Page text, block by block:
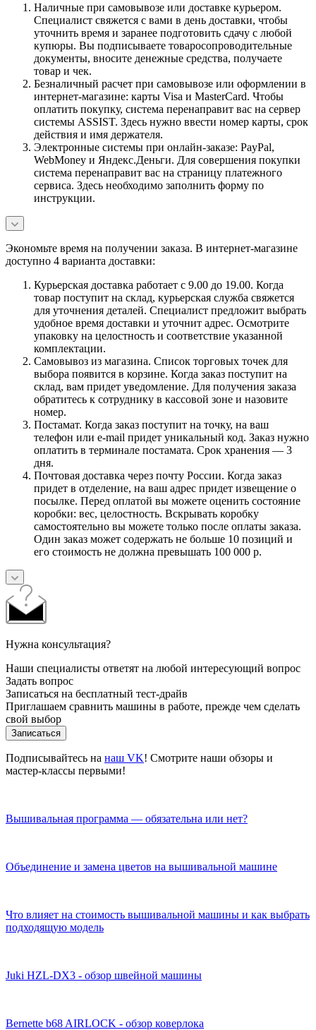
Наличные при самовывозе или доставке курьером.
Специалист свяжется с вами в день доставки, чтобы
уточнить время и заранее подготовить сдачу с любой
купюры. Вы подписываете товаросопроводительные
документы, вносите денежные средства, получаете
товар и чек.
Безналичный расчет при самовывозе или оформлении в
интернет-магазине: карты Visa и MasterCard. Чтобы
оплатить покупку, система перенаправит вас на сервер
системы ASSIST. Здесь нужно ввести номер карты, срок
действия и имя держателя.
Электронные системы при онлайн-заказе: PayPal,
WebMoney и Яндекс.Деньги. Для совершения покупки
система перенаправит вас на страницу платежного
сервиса. Здесь необходимо заполнить форму по
инструкции.
Экономьте время на получении заказа. В интернет-магазине
доступно 4 варианта доставки:
Курьерская доставка работает с 9.00 до 19.00. Когда
товар поступит на склад, курьерская служба свяжется
для уточнения деталей. Специалист предложит выбрать
удобное время доставки и уточнит адрес. Осмотрите
упаковку на целостность и соответствие указанной
комплектации.
Самовывоз из магазина. Список торговых точек для
выбора появится в корзине. Когда заказ поступит на
склад, вам придет уведомление. Для получения заказа
обратитесь к сотруднику в кассовой зоне и назовите
номер.
Постамат. Когда заказ поступит на точку, на ваш
телефон или e-mail придет уникальный код. Заказ нужно
оплатить в терминале постамата. Срок хранения — 3
дня.
Почтовая доставка через почту России. Когда заказ
придет в отделение, на ваш адрес придет извещение о
посылке. Перед оплатой вы можете оценить состояние
коробки: вес, целостность. Вскрывать коробку
самостоятельно вы можете только после оплаты заказа.
Один заказ может содержать не больше 10 позиций и
его стоимость не должна превышать 100 000 р.
Нужна консультация?
Наши специалисты ответят на любой интересующий вопрос
Задать вопрос
Записаться на бесплатный тест-драйв
Приглашаем сравнить машины в работе, прежде чем сделать
свой выбор
Записаться
Подписывайтесь на наш VK! Смотрите наши обзоры и
мастер-классы первыми!
Вышивальная программа — обязательна или нет?
Объединение и замена цветов на вышивальной машине
Что влияет на стоимость вышивальной машины и как выбрать
подходящую модель
Juki HZL-DX3 - обзор швейной машины
Bernette b68 AIRLOCK - обзор коверлока